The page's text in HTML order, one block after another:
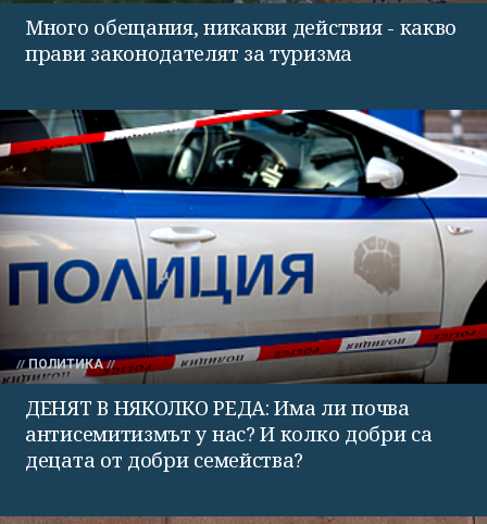
Много обещания, никакви действия - какво
прави законодателят за туризма
ПОЛИТИКА
ДЕНЯТ В НЯКОЛКО РЕДА: Има ли почва
антисемитизмът у нас? И колко добри са
децата от добри семейства?